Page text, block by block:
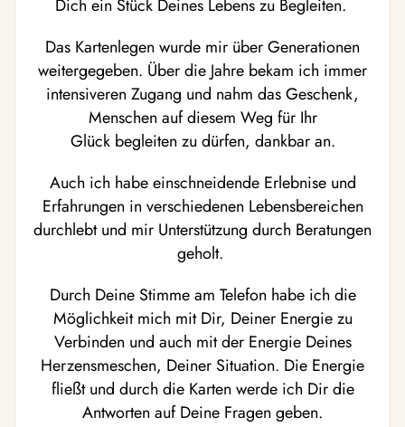
Dich ein Stück Deines Lebens zu Begleiten.
Das Kartenlegen wurde mir über Generationen
weitergegeben. Über die Jahre bekam ich immer
intensiveren Zugang und nahm das Geschenk,
Menschen auf diesem Weg für Ihr
Glück begleiten zu dürfen, dankbar an.
Auch ich habe einschneidende Erlebnise und
Erfahrungen in verschiedenen Lebensbereichen
durchlebt und mir Unterstützung durch Beratungen
geholt.
Durch Deine Stimme am Telefon habe ich die
Möglichkeit mich mit Dir, Deiner Energie zu
Verbinden und auch mit der Energie Deines
Herzensmeschen, Deiner Situation. Die Energie
fließt und durch die Karten werde ich Dir die
Antworten auf Deine Fragen geben.